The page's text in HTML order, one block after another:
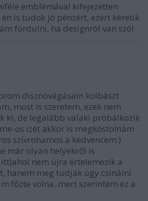
emblémával kifejezetten
is tudok jó pénzért, ezért kéretik
fordulni, ha designról van szó!
disznóvágásain kolbászt
most is szeretem, ezek nem
ki, de legalább valaki próbálkozik
os izét akkor is megkóstolnám
szívrohamos a kedvencem:)
már olyan helyekről is
nem újra értelemezik a
hanem meg tudják úgy csinálni
főzte volna..mert szerintem ez a